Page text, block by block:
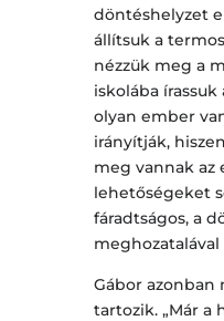
döntéshelyzet
állítsuk a
nézzük meg a
iskolába
olyan ember
irányítják,
meg vannak az
lehetőségeket
fáradtságos, a
Gábor azonban
tartozik. „Már a